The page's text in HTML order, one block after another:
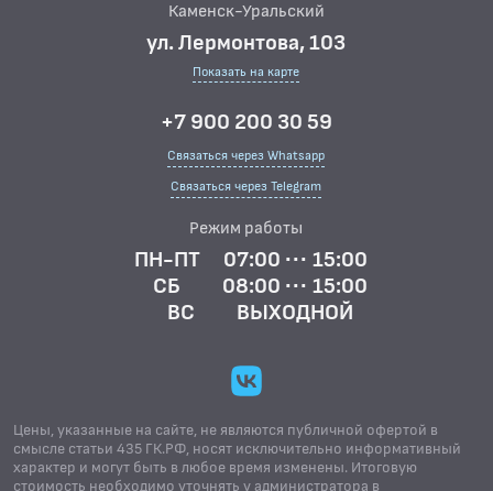
Каменск-Уральский
ул. Лермонтова, 103
Показать на карте
+7 900 200 30 59
Связаться через Whatsapp
Связаться через Telegram
Режим работы
ПН-ПТ
07:00 ··· 15:00
СБ
08:00 ··· 15:00
ВС
ВЫХОДНОЙ
Цены, указанные на сайте, не являются публичной офертой в
смысле статьи 435 ГК.РФ, носят исключительно информативный
характер и могут быть в любое время изменены. Итоговую
стоимость необходимо уточнять у администратора в